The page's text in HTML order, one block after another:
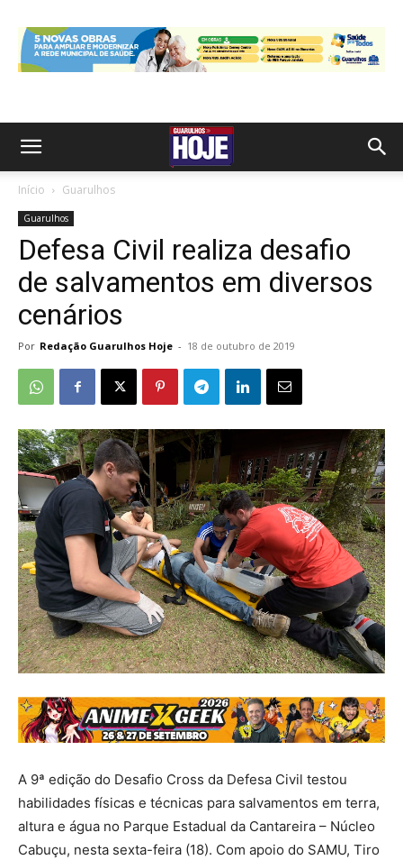
Início Guarulhos
Guarulhos
Defesa Civil realiza desafio
de salvamentos em diversos
cenários
Por Redação Guarulhos Hoje - 18 de outubro de 2019
A 9ª edição do Desafio Cross da Defesa Civil testou
habilidades físicas e técnicas para salvamentos em terra,
altura e água no Parque Estadual da Cantareira – Núcleo
Cabuçu, nesta sexta-feira (18). Com apoio do SAMU, Tiro